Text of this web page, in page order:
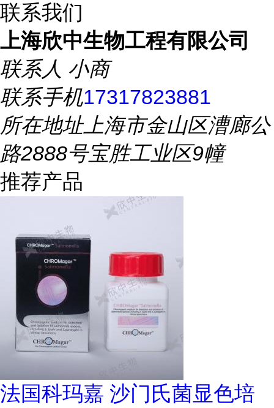
联系我们
上海欣中生物工程有限公司
联系人 小商
联系手机17317823881
所在地址上海市金山区漕廊公
路2888号宝胜工业区9幢
推荐产品
法国科玛嘉 沙门氏菌显色培